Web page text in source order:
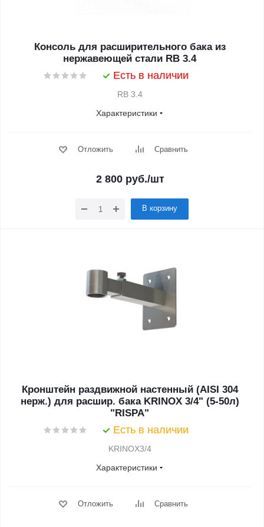
Консоль для расширительного бака из
нержавеющей стали RB 3.4
Есть в наличии
RB 3.4
Характеристики
Отложить Сравнить
2 800руб./шт
В корзину
Кронштейн раздвижной настенный (AISI 304
нерж.) для расшир. бака KRINOX 3/4" (5-50л)
"RISPA"
Есть в наличии
KRINOX3/4
Характеристики
Отложить Сравнить